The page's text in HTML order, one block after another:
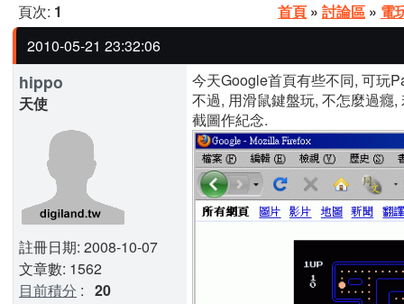
頁次: 1 首頁 » 討論區 » 電
2010-05-21 23:32:06
hippo
天使
註冊日期: 2008-10-07
文章數: 1562
目前積分 : 20
今天Google首頁有些不同, 可玩
不過, 用滑鼠鍵盤玩, 不怎麼過癮,
截圖作紀念.